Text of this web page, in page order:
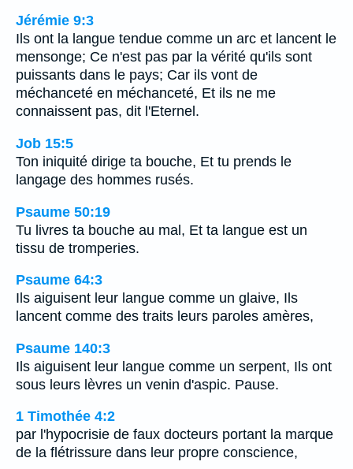
Jérémie 9:3
Ils ont la langue tendue comme un arc et lancent le
mensonge; Ce n'est pas par la vérité qu'ils sont
puissants dans le pays; Car ils vont de
méchanceté en méchanceté, Et ils ne me
connaissent pas, dit l'Eternel.
Job 15:5
Ton iniquité dirige ta bouche, Et tu prends le
langage des hommes rusés.
Psaume 50:19
Tu livres ta bouche au mal, Et ta langue est un
tissu de tromperies.
Psaume 64:3
Ils aiguisent leur langue comme un glaive, Ils
lancent comme des traits leurs paroles amères,
Psaume 140:3
Ils aiguisent leur langue comme un serpent, Ils ont
sous leurs lèvres un venin d'aspic. Pause.
1 Timothée 4:2
par l'hypocrisie de faux docteurs portant la marque
de la flétrissure dans leur propre conscience,